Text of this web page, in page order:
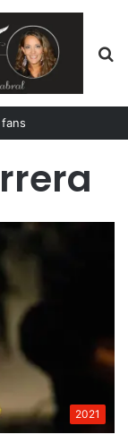
2021